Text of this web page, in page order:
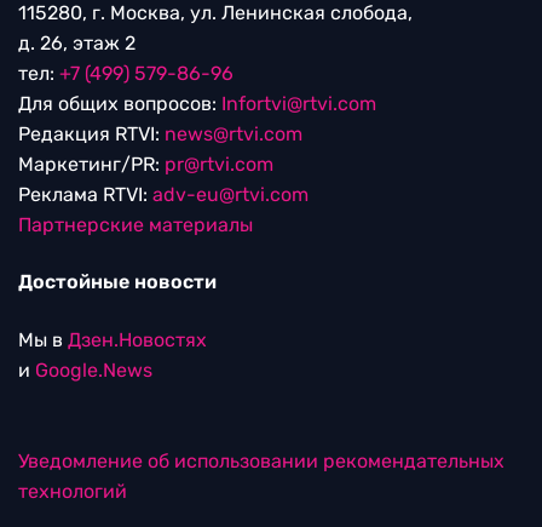
115280, г. Москва, ул. Ленинская слобода,
д. 26, этаж 2
тел: +7 (499) 579-86-96
Для общих вопросов: Infortvi@rtvi.com
Редакция RTVI: news@rtvi.com
Маркетинг/PR: pr@rtvi.com
Реклама RTVI: adv-eu@rtvi.com
Партнерские материалы
Достойные новости
Мы в Дзен.Новостях
и Google.News
Уведомление об использовании рекомендательных
технологий